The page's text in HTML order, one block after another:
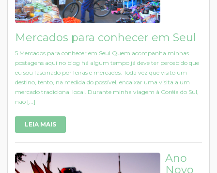
Mercados para conhecer em Seul
5 Mercados para conhecer em Seul Quem acompanha minhas
postagens aqui no blog há algum tempo já deve ter percebido que
eu sou fascinado por feiras e mercados. Toda vez que visito um
destino, tento, na medida do possível, encaixar uma visita a um
mercado tradicional local. Durante minha viagem à Coréia do Sul,
não [...]
LEIA MAIS
Ano
Novo